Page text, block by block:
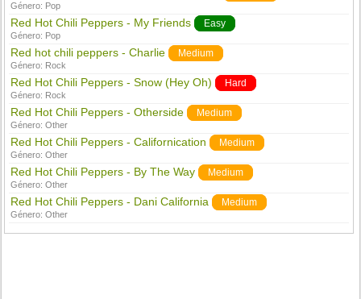
Género: Pop
Red Hot Chili Peppers - My Friends Easy
Género: Pop
Red hot chili peppers - Charlie Medium
Género: Rock
Red Hot Chili Peppers - Snow (Hey Oh) Hard
Género: Rock
Red Hot Chili Peppers - Otherside Medium
Género:Other
Red Hot Chili Peppers - Californication Medium
Género:Other
Red Hot Chili Peppers - By The Way Medium
Género:Other
Red Hot Chili Peppers - Dani California Medium
Género:Other